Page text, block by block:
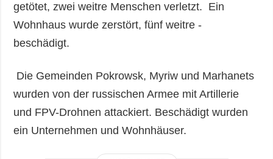
getötet, zwei weitre Menschen verletzt. Ein
Wohnhaus wurde zerstört, fünf weitre -
beschädigt.
Die Gemeinden Pokrowsk, Myriw und Marhanets
wurden von der russischen Armee mit Artillerie
und FPV-Drohnen attackiert. Beschädigt wurden
ein Unternehmen und Wohnhäuser.